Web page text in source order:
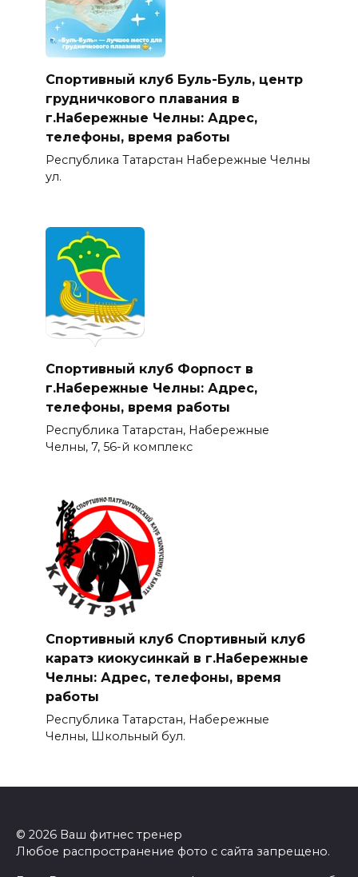
Спортивный клуб Буль-Буль, центр
грудничкового плавания в
г.Набережные Челны: Адрес,
телефоны, время работы
Республика Татарстан Набережные Челны
ул.
Спортивный клуб Форпост в
г.Набережные Челны: Адрес,
телефоны, время работы
Республика Татарстан, Набережные
Челны, 7, 56-й комплекс
Спортивный клуб Спортивный клуб
каратэ киокусинкай в г.Набережные
Челны: Адрес, телефоны, время
работы
Республика Татарстан, Набережные
Челны, Школьный бул.
© 2026 Ваш фитнес тренер
Любое распространение фото с сайта запрещено.